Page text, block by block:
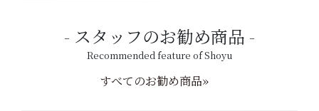
スタッフのお勧め商品
Recommended feature of Shoyu
すべてのお勧め商品»